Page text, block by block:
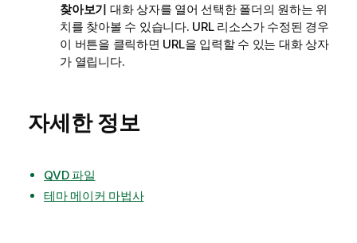
찾아보기 대화 상자를 열어 선택한 폴더의 원하는 위
치를 찾아볼 수 있습니다. URL 리소스가 수정된 경우
이 버튼을 클릭하면 URL을 입력할 수 있는 대화 상자
가 열립니다.
자세한 정보
QVD 파일
테마 메이커 마법사